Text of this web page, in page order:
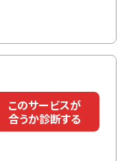
明確になります。さ
ます。業界特有の商
導入可能。サポート
交代などの際にも安
このサービスが
合うか診断する